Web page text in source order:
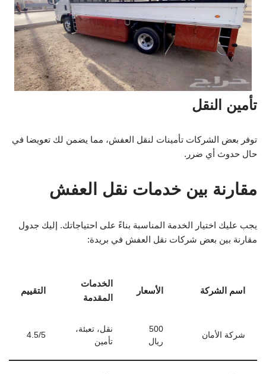
تأمين النقل
توفر بعض الشركات تأمينات لنقل العفش، مما يضمن لك تعويضا في
حال حدوث أي ضرر.
مقارنة بين خدمات نقل العفش
يجب عليك اختيار الخدمة المناسبة بناءً على احتياجاتك. إليك جدول
مقارنة بين بعض شركات نقل العفش في بريدة:
اسم الشركة الأسعار
الخدمات
المقدمة
التقييم
شركة الأمان
500
ريال
نقل، تعبئة،
تأمين
4.5/5